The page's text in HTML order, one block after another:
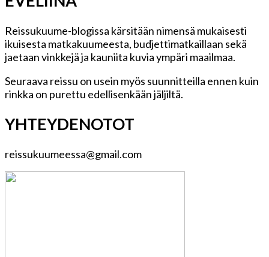
Reissukuume-blogissa kärsitään nimensä mukaisesti
ikuisesta matkakuumeesta, budjettimatkaillaan sekä
jaetaan vinkkejä ja kauniita kuvia ympäri maailmaa.
Seuraava reissu on usein myös suunnitteilla ennen kuin
rinkka on purettu edellisenkään jäljiltä.
YHTEYDENOTOT
reissukuumeessa@gmail.com